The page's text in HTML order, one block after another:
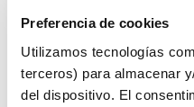
Preferencia de cookies
Utilizamos tecnologías
terceros) para almacenar
del dispositivo. El